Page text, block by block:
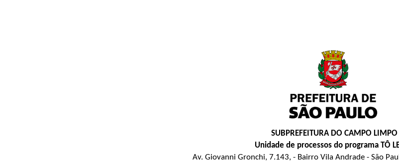
SUBPREFEITURA DO CAMPO LIMPO
Unidade de processos do programa TÔ
Av. Giovanni Gronchi, 7.143, - Bairro Vila Andrade - São